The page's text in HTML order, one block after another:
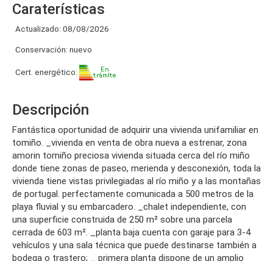
Caraterísticas
Actualizado: 08/08/2026
Conservación: nuevo
Cert. energético:
Descripción
fantástica oportunidad de adquirir una vivienda unifamiliar en
tomiño. _vivienda en venta de obra nueva a estrenar, zona
amorin tomiño preciosa vivienda situada cerca del río miño
donde tiene zonas de paseo, merienda y desconexión, toda la
vivienda tiene vistas privilegiadas al río miño y a las montañas
de portugal. perfectamente comunicada a 500 metros de la
playa fluvial y su embarcadero. _chalet independiente, con
una superficie construida de 250 m² sobre una parcela
cerrada de 603 m². _planta baja cuenta con garaje para 3-4
vehículos y una sala técnica que puede destinarse también a
bodega o trastero; _ primera planta dispone de un amplio